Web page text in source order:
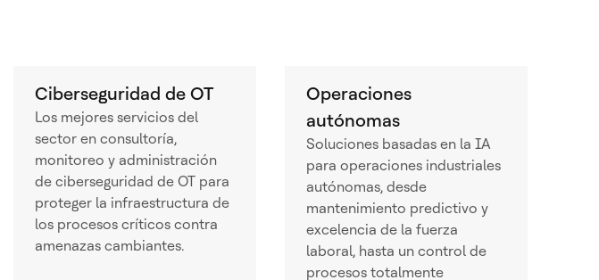
Ciberseguridad de OT
Los mejores servicios del
sector en consultoría,
monitoreo y administración
de ciberseguridad de OT para
proteger la infraestructura de
los procesos críticos contra
amenazas cambiantes.
Operaciones
autónomas
Soluciones basadas en la IA
para operaciones industriales
autónomas, desde
mantenimiento predictivo y
excelencia de la fuerza
laboral, hasta un control de
procesos totalmente